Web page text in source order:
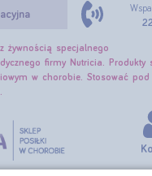
żywnością specjalnego
firmy Nutricia. Produkty
w chorobie. Stosować pod